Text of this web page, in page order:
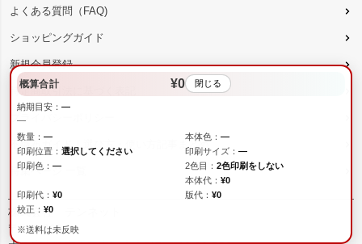
概算合計 ¥0 閉じる
納期目安： —
—
数量： — 本体色： —
印刷位置： 選択してください 印刷サイズ： —
印刷色： — 2色目： 2色印刷をしない
本体代： ¥0
印刷代： ¥0 版代： ¥0
校正： ¥0
※送料は未反映
よくある質問（FAQ)
ショッピングガイド
新規会員登録
特定商取引法に基づく表記
不織布ガイド｜選び方・使い方記事まとめ
特集ページ 一覧
株式会社 テンネット
〒543-0001